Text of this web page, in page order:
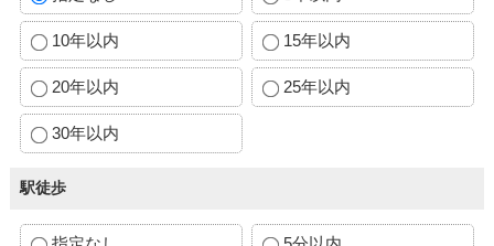
10年以内 15年以内
20年以内 25年以内
30年以内
駅徒歩